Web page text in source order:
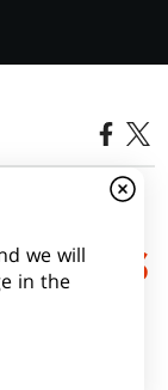
À
DES
we will
in the